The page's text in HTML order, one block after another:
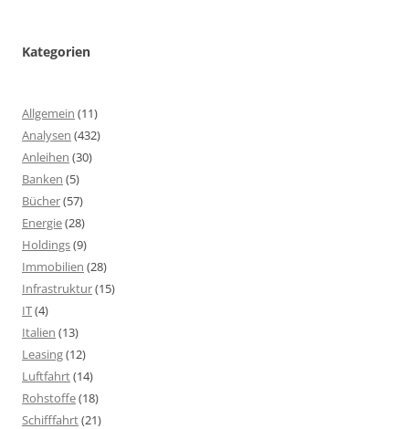
Kategorien
Allgemein (11)
Analysen (432)
Anleihen (30)
Banken (5)
Bücher(57)
Energie(28)
Holdings(9)
Immobilien (28)
Infrastruktur(15)
IT(4)
Italien (13)
Leasing(12)
Luftfahrt(14)
Rohstoffe(18)
Schifffahrt(21)